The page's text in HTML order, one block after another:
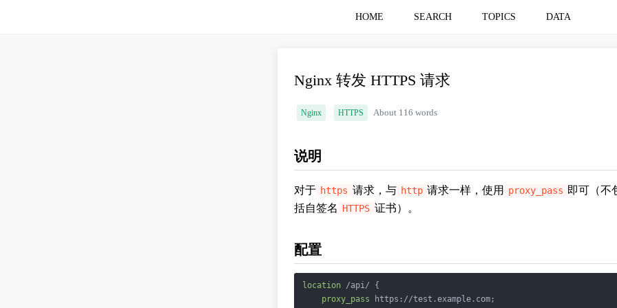
HOME SEARCH TOPICS DATA
Nginx 转发 HTTPS 请求
Nginx HTTPS About 116 words
说明
对于 https 请求，与 http 请求一样，使用 proxy_pass 即可（不
括自签名 HTTPS 证书）。
配置
location /api/ {
proxy_pass https://test.example.com;